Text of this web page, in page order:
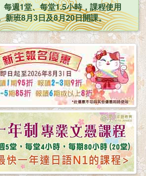
每週1堂、每堂1.5小時，課程使用
新班8月3日及8月20日開課。